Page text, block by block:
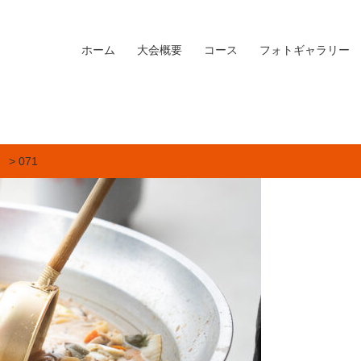
ホーム 大会概要 コース フォトギャラリー
> 071